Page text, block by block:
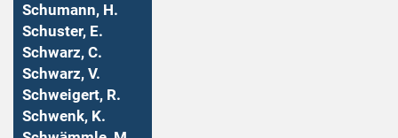
Schumann, H.
Schuster, E.
Schwarz, C.
Schwarz, V.
Schweigert, R.
Schwenk, K.